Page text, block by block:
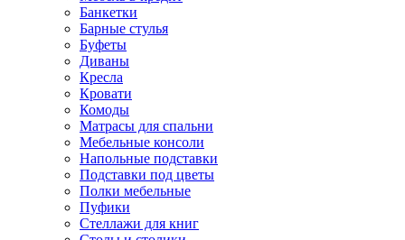
Банкетки
Барные стулья
Буфеты
Диваны
Кресла
Кровати
Комоды
Матрасы для спальни
Мебельные консоли
Напольные подставки
Подставки под цветы
Полки мебельные
Пуфики
Стеллажи для книг